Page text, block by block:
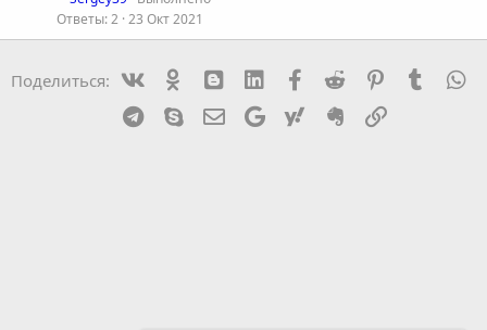
т
Ответы 2 23 Окт 2021
Поделиться: Ok mes_blogger
Linked InFacebook
Reddit PinterestTumblr
Telegram
Skype Эл. почта
Google Yahoo Evernote